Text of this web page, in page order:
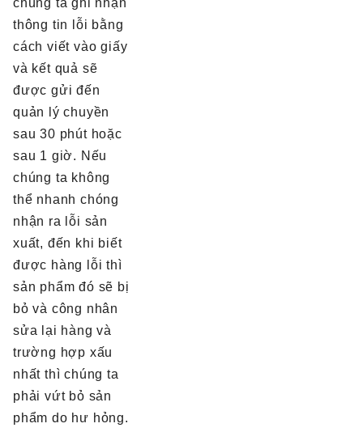
chúng ta ghi nhận
thông tin lỗi bằng
cách viết vào giấy
và kết quả sẽ
được gửi đến
quản lý chuyền
sau 30 phút hoặc
sau 1 giờ. Nếu
chúng ta không
thể nhanh chóng
nhận ra lỗi sản
xuất, đến khi biết
được hàng lỗi thì
sản phẩm đó sẽ bị
bỏ và công nhân
sửa lại hàng và
trường hợp xấu
nhất thì chúng ta
phải vứt bỏ sản
phẩm do hư hỏng.